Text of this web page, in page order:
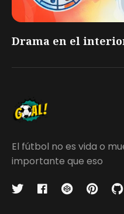
Drama en el
El fútbol no es vida o
importante que eso